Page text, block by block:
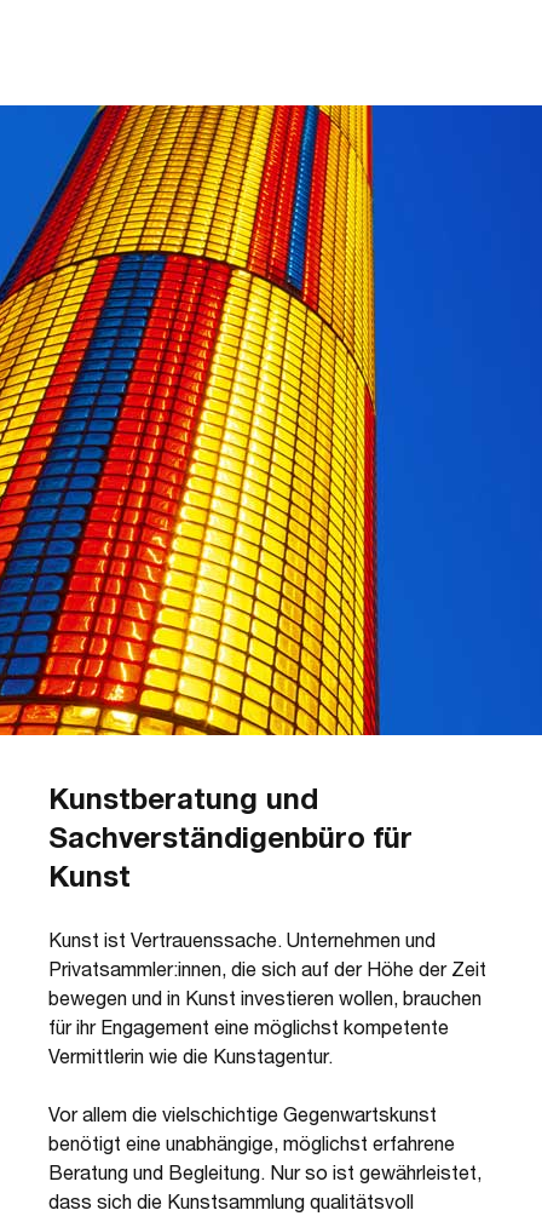
Kunstberatung und
Sachverständigenbüro für
Kunst
Kunst ist Vertrauenssache. Unternehmen und
Privatsammler:innen, die sich auf der Höhe der Zeit
bewegen und in Kunst investieren wollen, brauchen
für ihr Engagement eine möglichst kompetente
Vermittlerin wie die Kunstagentur.
Vor allem die vielschichtige Gegenwartskunst
benötigt eine unabhängige, möglichst erfahrene
Beratung und Begleitung. Nur so ist gewährleistet,
dass sich die Kunstsammlung qualitätsvoll